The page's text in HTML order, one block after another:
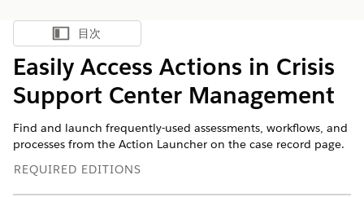
目次を表示
目次
Easily Access Actions in Crisis
Support Center Management
Find and launch frequently-used assessments, workflows, and
processes from the Action Launcher on the case record page.
REQUIRED EDITIONS